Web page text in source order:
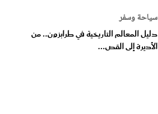
سياحة وسفر
دليل المعالم التاريخية في طرابزون.. من
الأديرة إلى القص...